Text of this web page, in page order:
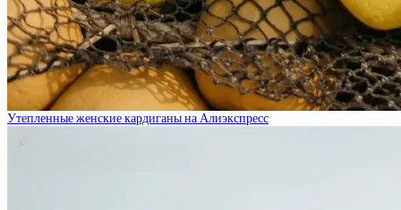
Утепленные женские кардиганы на Алиэкспресс